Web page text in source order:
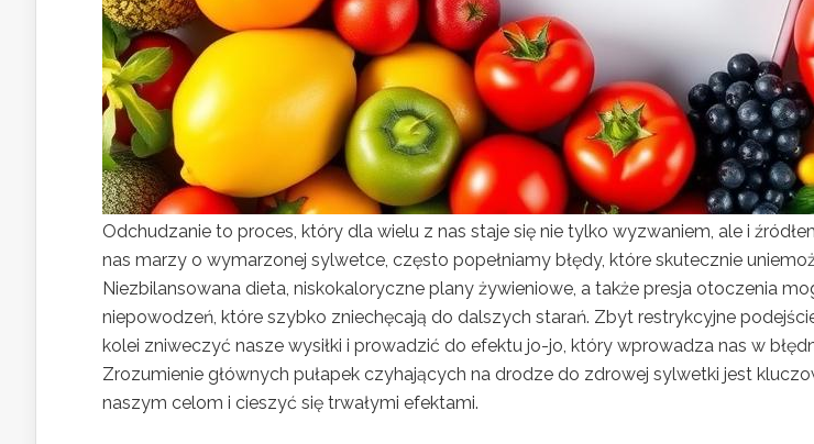
Odchudzanie to proces, który dla wielu z nas staje się nie tylko wyzwaniem, ale i
nas marzy o wymarzonej sylwetce, często popełniamy błędy, które skutecznie
Niezbilansowana dieta, niskokaloryczne plany żywieniowe, a także presja otoczenia
niepowodzeń, które szybko zniechęcają do dalszych starań. Zbyt restrykcyjne
kolei zniweczyć nasze wysiłki i prowadzić do efektu jo-jo, który wprowadza nas w
Zrozumienie głównych pułapek czyhających na drodze do zdrowej sylwetki jest
naszym celom i cieszyć się trwałymi efektami.